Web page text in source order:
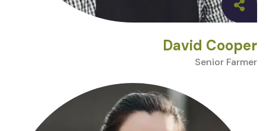
David Cooper
Senior Farmer